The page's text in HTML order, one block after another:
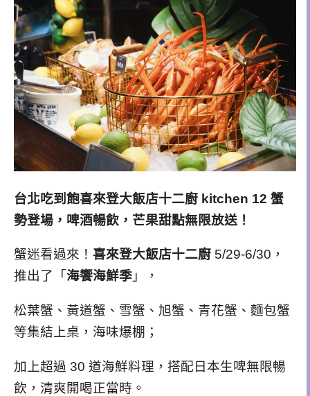
台北吃到飽喜來登大飯店十二廚 kitchen 12 蟹
勢登場，啤酒暢飲，芒果甜點無限放送！
蟹迷看過來！ 喜來登大飯店十二廚 5/29-6/30，
推出了「 海饗海鮮季 」 ，
松葉蟹、黃道蟹、雪蟹、旭蟹、 青花蟹 、 麵包蟹
等集結上桌，海味爆棚；
加上超過 30 道海鮮料理， 搭配日本生啤無限暢
飲，清爽開喝正當時。